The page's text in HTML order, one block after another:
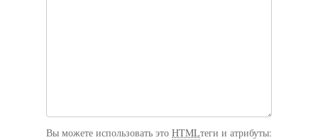
Вы можете использовать это HTMLтеги и атрибуты: